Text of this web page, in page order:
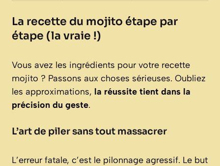
La recette du mojito étape par
étape (la vraie !)
Vous avez les ingrédients pour votre recette
mojito ? Passons aux choses sérieuses. Oubliez
les approximations, la réussite tient dans la
précision du geste.
L’art de piler sans tout massacrer
L’erreur fatale, c’est le pilonnage agressif. Le but